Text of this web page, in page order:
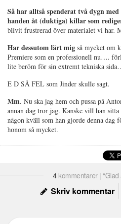
Så har alltså spenderat två dygn
handen åt (duktiga) killar som
blivit frustrerad över materialet vi har.
Har dessutom lärt mig så mycket om
Premiere som en professionell nu….
lite beröm för sin extremt tekniska
E D SÅ FEL som Jinder skulle sagt.
Mm. Nu ska jag hem och pussa på
annan dag tror jag. Kanske vill han
någon kväll som han gjorde denna dag
honom så mycket.
4kommentarer | “Glad
Skriv kommentar